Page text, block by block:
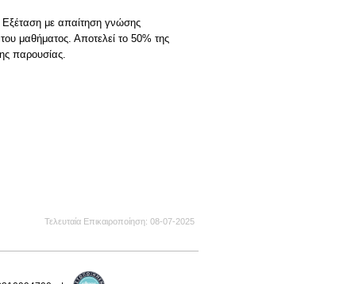
Εξέταση με απαίτηση γνώσης
μαθήματος. Αποτελεί το 50% της
παρουσίας.
Τελευταία Επικαιροποίηση 08-07-2025